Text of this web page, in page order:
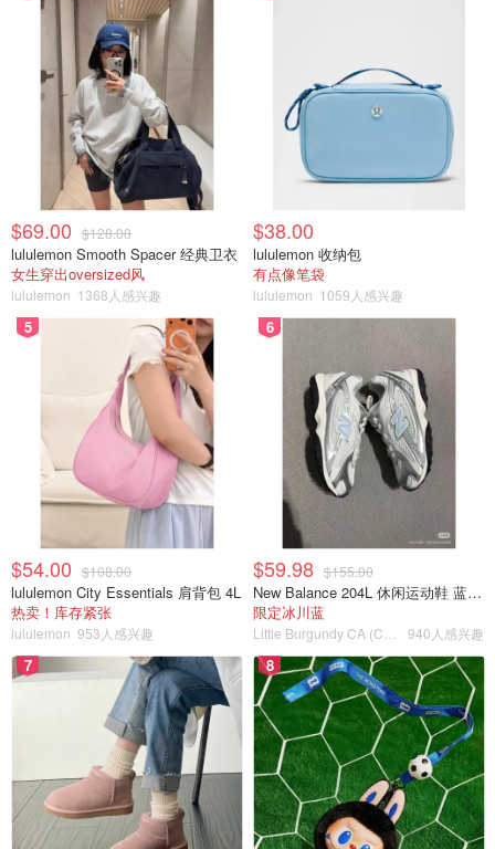
$69.00 $128.00
lululemon Smooth Spacer 经典卫衣
女生穿出oversized风
lululemon 1368人感兴趣
$38.00
lululemon 收纳包
有点像笔袋
lululemon 1059人感兴趣
5
$54.00 $108.00
lululemon City Essentials 肩背包 4L
热卖！库存紧张
lululemon 953人感兴趣
6
$59.98 $155.00
New Balance 204L 休闲运动鞋 蓝银色
限定冰川蓝
940人感兴趣
7 8